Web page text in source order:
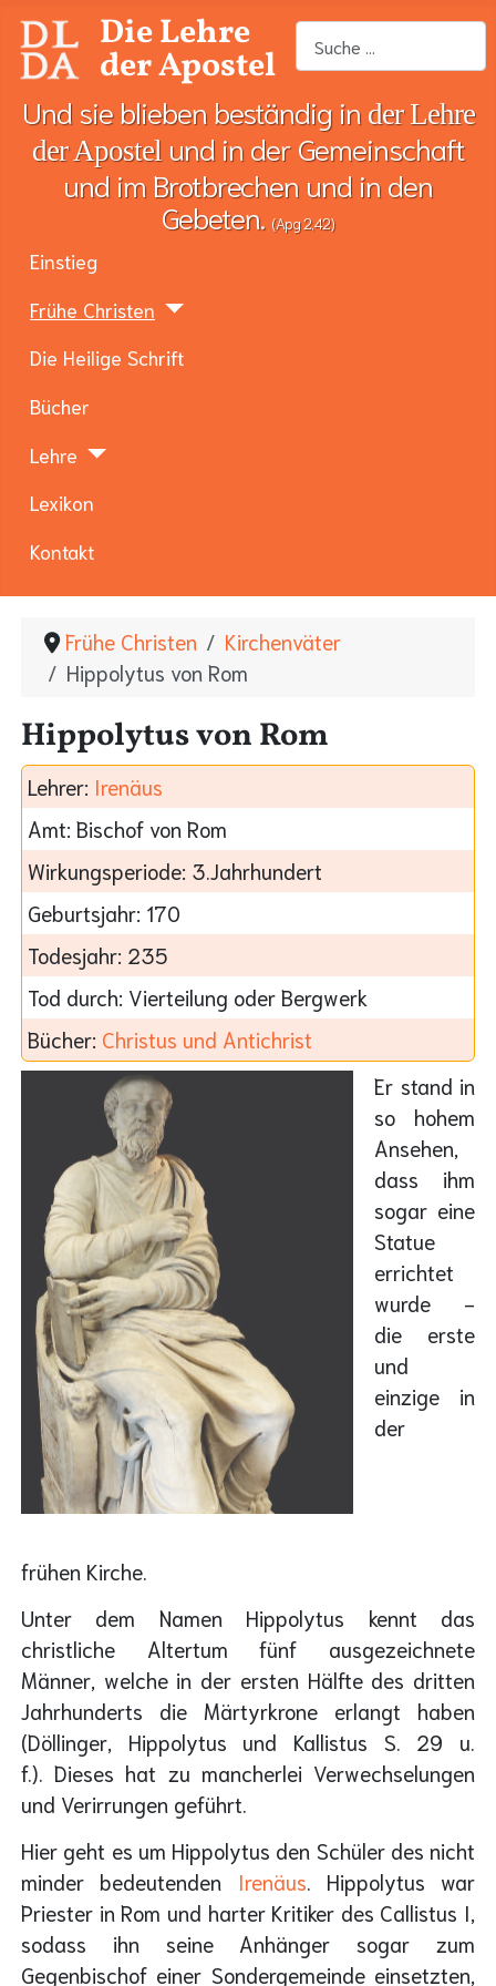
Die Lehre
der Apostel
Suchen
Und sie blieben beständig in der Lehre
der Apostel und in der Gemeinschaft
und im Brotbrechen und in den
Gebeten.
(Apg 2,42)
Einstieg
Frühe Christen
Die Heilige Schrift
Bücher
Lehre
Lexikon
Kontakt
Frühe Christen
Kirchenväter
Hippolytus von Rom
Hippolytus von Rom
Lehrer: Irenäus
Amt: Bischof von Rom
Wirkungsperiode: 3.Jahrhundert
Geburtsjahr: 170
Todesjahr: 235
Tod durch: Vierteilung oder Bergwerk
Bücher: Christus und Antichrist
Er stand in
so hohem
Ansehen,
dass ihm
sogar eine
Statue
errichtet
wurde -
die erste
und
einzige in
der
frühen Kirche.
Unter dem Namen Hippolytus kennt das
christliche Altertum fünf ausgezeichnete
Männer, welche in der ersten Hälfte des dritten
Jahrhunderts die Märtyrkrone erlangt haben
(Döllinger, Hippolytus und Kallistus S. 29 u.
f.). Dieses hat zu mancherlei Verwechselungen
und Verirrungen geführt.
Hier geht es um Hippolytus den Schüler des nicht
minder bedeutenden Irenäus. Hippolytus war
Priester in Rom und harter Kritiker des Callistus I,
sodass ihn seine Anhänger sogar zum
Gegenbischof einer Sondergemeinde einsetzten,